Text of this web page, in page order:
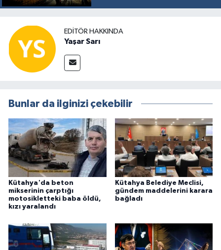
EDITÖR HAKKINDA
Yaşar Sarı
Bunlar da ilginizi çekebilir
Kütahya'da beton
mikserinin çarptığı
motosikletteki baba öldü,
kızı yaralandı
Kütahya Belediye Meclisi,
gündem maddelerini karara
bağladı